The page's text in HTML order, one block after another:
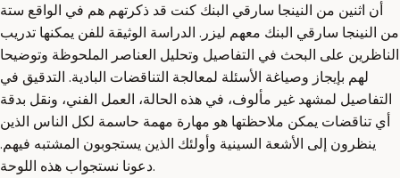
أن اثنين من النينجا سارقي البنك كنت قد ذكرتهم هم في الواقع ستة
من النينجا سارقي البنك معهم ليزر. الدراسة الوثيقة للفن يمكنها تدريب
الناظرين على البحث في التفاصيل وتحليل العناصر الملحوظة وتوضيحا
لهم بإيجاز وصياغة الأسئلة لمعالجة التناقضات البادية. التدقيق في
التفاصيل لمشهد غير مألوف، في هذه الحالة، العمل الفني، ونقل بدقة
أي تناقضات يمكن ملاحظتها هو مهارة مهمة حاسمة لكل الناس الذين
ينظرون إلى الأشعة السينية وأولئك الذين يستجوبون المشتبه فيهم.
دعونا نستجواب هذه اللوحة.